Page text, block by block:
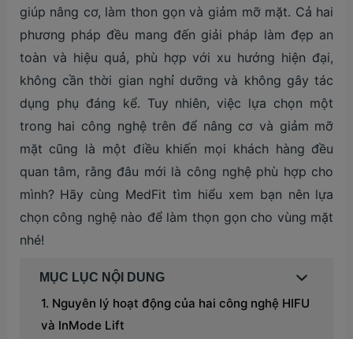
giúp nâng cơ, làm thon gọn và giảm mỡ mặt. Cả hai
phương pháp đều mang đến giải pháp làm đẹp an
toàn và hiệu quả, phù hợp với xu hướng hiện đại,
không cần thời gian nghỉ dưỡng và không gây tác
dụng phụ đáng kể. Tuy nhiên, việc lựa chọn một
trong hai công nghệ trên để nâng cơ và giảm mỡ
mặt cũng là một điều khiến mọi khách hàng đều
quan tâm, rằng đâu mới là công nghệ phù hợp cho
mình? Hãy cùng MedFit tìm hiểu xem bạn nên lựa
chọn công nghệ nào để làm thọn gọn cho vùng mặt
nhé!
MỤC LỤC NỘI DUNG
Nguyên lý hoạt động của hai công nghệ HIFU
và InMode Lift